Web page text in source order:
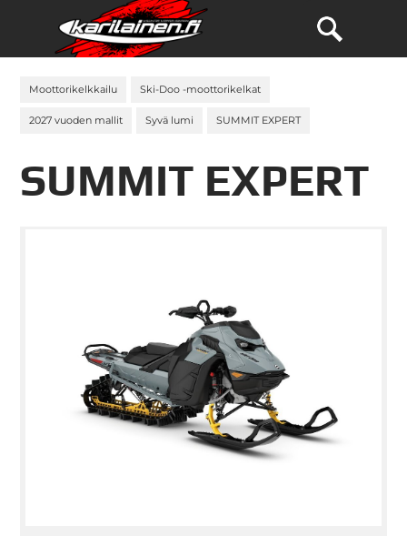
Moottorikelkkailu Ski-Doo -moottorikelkat
2027 vuoden mallit Syvä lumi SUMMIT EXPERT
SUMMIT EXPERT